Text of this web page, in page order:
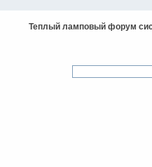
Теплый ламповый форум